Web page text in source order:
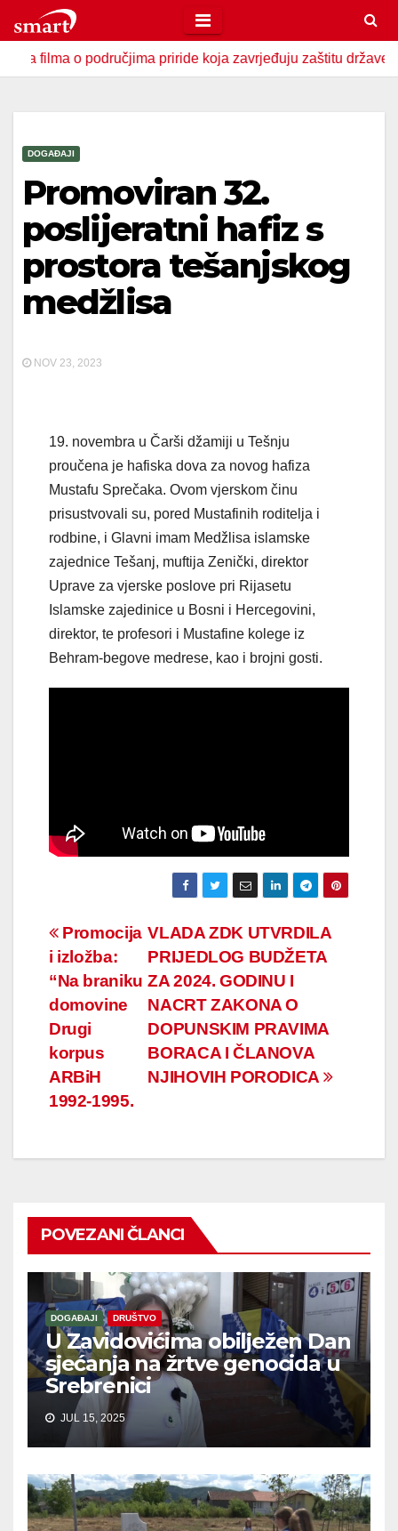
to
content
o područjima priride koja zavrjeđuju zaštitu države U
DOGAĐAJI
Promoviran 32.
poslijeratni hafiz s
prostora tešanjskog
medžlisa
NOV 23, 2023
19. novembra u Čarši džamiji u Tešnju
proučena je hafiska dova za novog hafiza
Mustafu Sprečaka. Ovom vjerskom činu
prisustvovali su, pored Mustafinih roditelja i
rodbine, i Glavni imam Medžlisa islamske
zajednice Tešanj, muftija Zenički, direktor
Uprave za vjerske poslove pri Rijasetu
Islamske zajedinice u Bosni i Hercegovini,
direktor, te profesori i Mustafine kolege iz
Behram-begove medrese, kao i brojni gosti.
Navigacija
članaka
VLADA ZDK UTVRDILA
PRIJEDLOG BUDŽETA
ZA 2024. GODINU I
NACRT ZAKONA O
DOPUNSKIM PRAVIMA
BORACA I ČLANOVA
NJIHOVIH PORODICA
Promocija
i izložba:
“Na braniku
domovine
Drugi
korpus
ARBiH
1992-1995.
POVEZANI ČLANCI
DOGAĐAJI DRUŠTVO
U Zavidovićima obilježen Dan
sjećanja na žrtve genocida u
Srebrenici
JUL 15, 2025